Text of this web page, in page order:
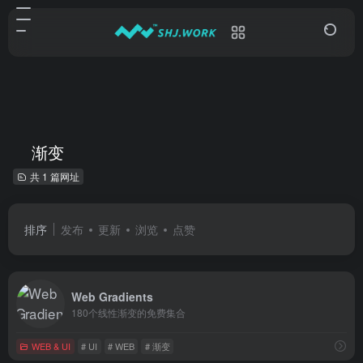
渐变
共 1 篇网址
排序 发布 更新 浏览 点赞
Web Gradients
180个线性渐变的免费集合
WEB & UI # UI # WEB # 渐变